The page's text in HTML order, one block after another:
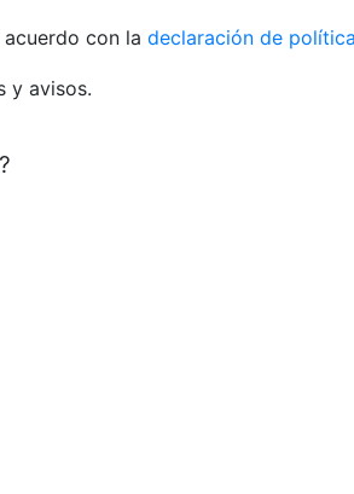
con la declaración de
y avisos.